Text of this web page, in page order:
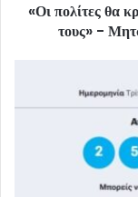
«Οι πολίτες θα
τους» -